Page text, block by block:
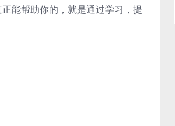
能帮助你的，就是通过学习，提